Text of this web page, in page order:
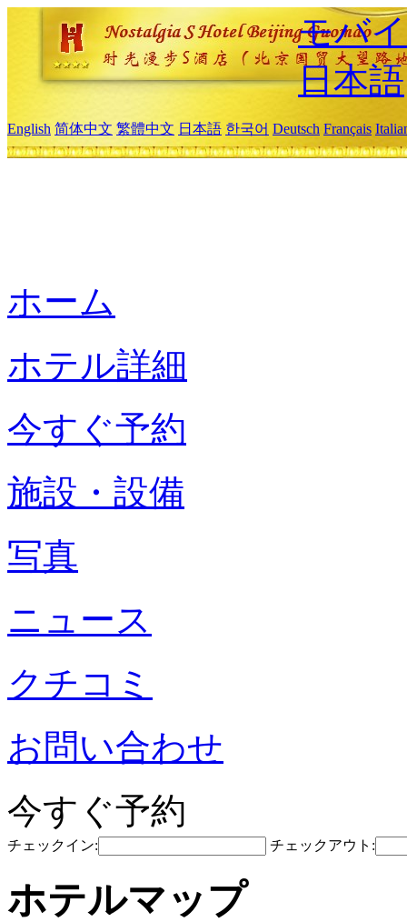
モバ
日本語
English 简体中文 繁體中文 日本語 한국어 Deutsch Français
ホーム
ホテル詳細
今すぐ予約
施設・設備
写真
ニュース
クチコミ
お問い合わせ
今すぐ予約
チェックイン: チェックアウト:
ホテルマップ